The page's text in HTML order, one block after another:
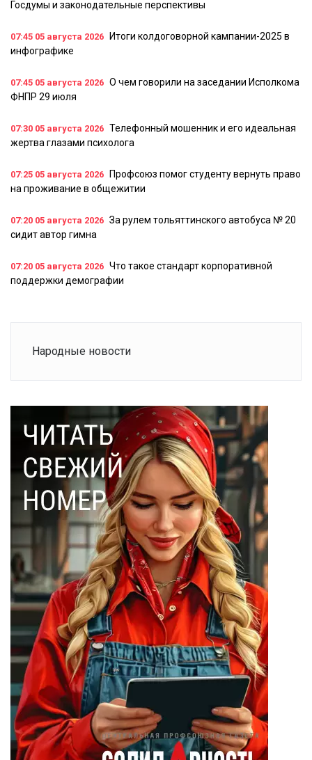
Госдумы и законодательные перспективы
07:45 05 августа 2026
Итоги колдоговорной кампании-2025 в
инфографике
07:45 05 августа 2026 О чем говорили на заседании Исполкома
ФНПР 29 июля
07:30 05 августа 2026 Телефонный мошенник и его идеальная
жертва глазами психолога
07:25 05 августа 2026
Профсоюз помог студенту вернуть право
на проживание в общежитии
07:20 05 августа 2026 За рулем тольяттинского автобуса № 20
сидит автор гимна
07:20 05 августа 2026 Что такое стандарт корпоративной
поддержки демографии
Народные новости